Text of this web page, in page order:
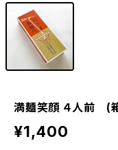
満麺笑顔 ４人前 (
¥1,400